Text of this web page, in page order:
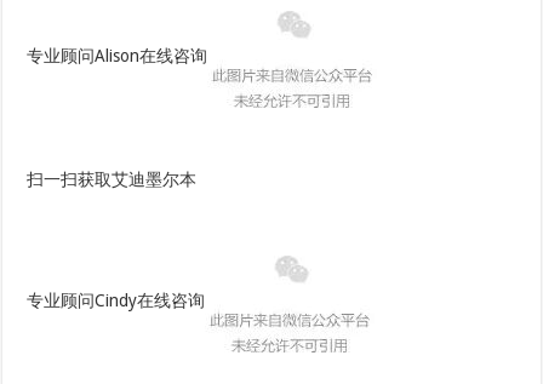
专业顾问Alison在线咨询
扫一扫获取艾迪墨尔本
专业顾问Cindy在线咨询